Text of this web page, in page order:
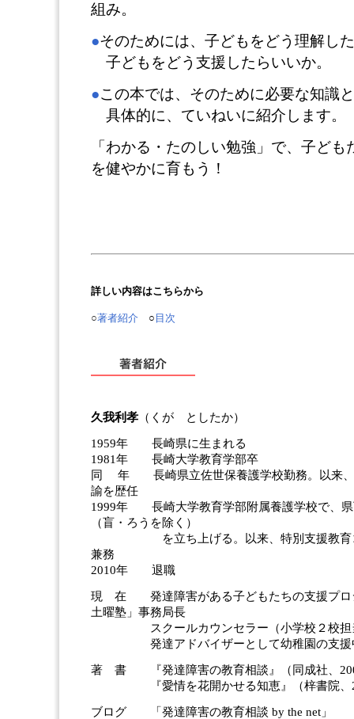
組み。
●そのためには、子どもをどう理解し
子どもをどう支援したらいいか。
●この本では、そのために必要な知識
具体的に、ていねいに紹介します。
「わかる・たのしい勉強」で、子ども
を健やかに育もう！
詳しい内容はこちらから
○著者紹介 ○ 目次
久我利孝 （くが としたか）
1959年 長崎県に生まれる
1981年 長崎大学教育学部卒
同 年 長崎県立佐世保養護学校勤務。以来、
諭を歴任
1999年 長崎大学教育学部附属養護学校で、県
（盲・ろうを除く）
を立ち上げる。以来、特別支援教育コ
兼務
2010年 退職
現 在 発達障害がある子どもたちの支援プロ
土曜塾」事務局長
スクールカウンセラー（小学校２校担
発達アドバイザーとして幼稚園の支援
著 書 『発達障害の教育相談』（同成社、
『愛情を花開かせる知恵』（梓書院、
ブログ 「発達障害の教育相談 by the net」